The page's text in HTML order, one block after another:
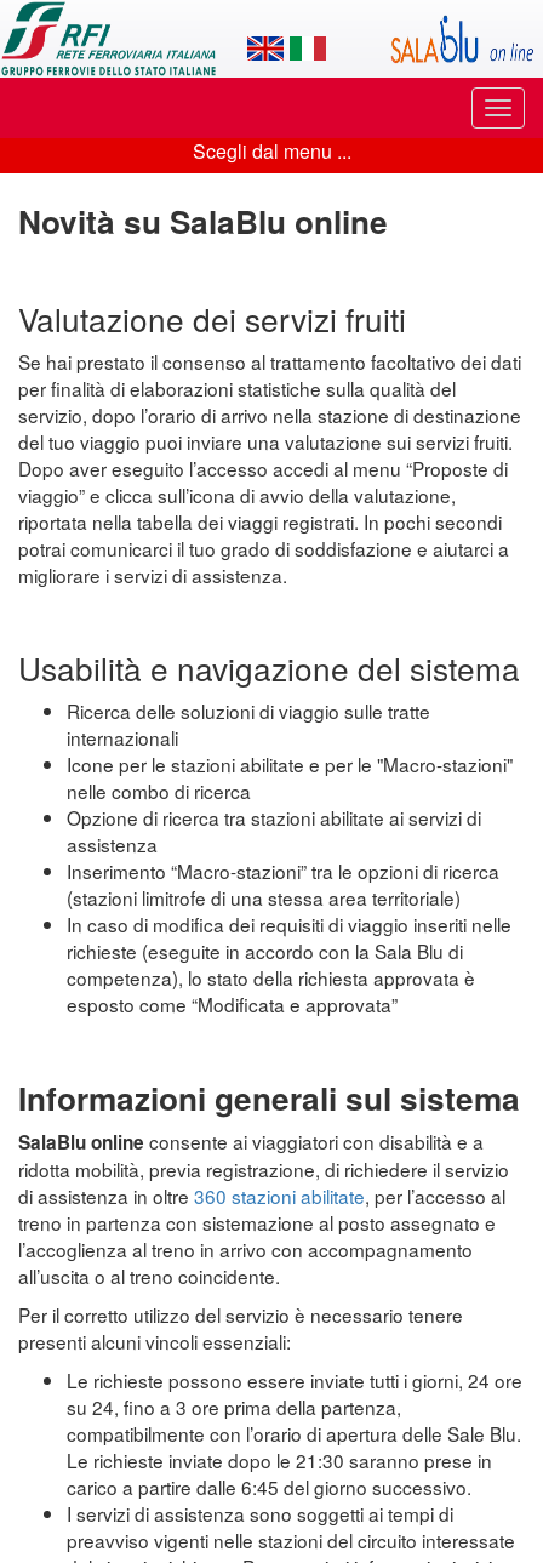
Applicazione
SalaBlu
Online
di
Rete
Ferroviaria
di
Scegli
dal
menu
Scegli dal menu ...
Novità su SalaBlu online
Valutazione dei servizi fruiti
Se hai prestato il consenso al trattamento facoltativo dei dati
per finalità di elaborazioni statistiche sulla qualità del
servizio, dopo l’orario di arrivo nella stazione di destinazione
del tuo viaggio puoi inviare una valutazione sui servizi fruiti.
Dopo aver eseguito l’accesso accedi al menu “Proposte di
viaggio” e clicca sull’icona di avvio della valutazione,
riportata nella tabella dei viaggi registrati. In pochi secondi
potrai comunicarci il tuo grado di soddisfazione e aiutarci a
migliorare i servizi di assistenza.
Usabilità e navigazione del sistema
Ricerca delle soluzioni di viaggio sulle tratte
internazionali
Icone per le stazioni abilitate e per le "Macro-stazioni"
nelle combo di ricerca
Opzione di ricerca tra stazioni abilitate ai servizi di
assistenza
Inserimento “Macro-stazioni” tra le opzioni di ricerca
(stazioni limitrofe di una stessa area territoriale)
In caso di modifica dei requisiti di viaggio inseriti nelle
richieste (eseguite in accordo con la Sala Blu di
competenza), lo stato della richiesta approvata è
esposto come “Modificata e approvata”
Informazioni generali sul sistema
SalaBlu online consente ai viaggiatori con disabilità e a
ridotta mobilità, previa registrazione, di richiedere il servizio
di assistenza in oltre 360 stazioni abilitate, per l’accesso al
treno in partenza con sistemazione al posto assegnato e
l’accoglienza al treno in arrivo con accompagnamento
all’uscita o al treno coincidente.
Per il corretto utilizzo del servizio è necessario tenere
presenti alcuni vincoli essenziali:
Le richieste possono essere inviate tutti i giorni, 24 ore
su 24, fino a 3 ore prima della partenza,
compatibilmente con l’orario di apertura delle Sale Blu.
Le richieste inviate dopo le 21:30 saranno prese in
carico a partire dalle 6:45 del giorno successivo.
I servizi di assistenza sono soggetti ai tempi di
preavviso vigenti nelle stazioni del circuito interessate